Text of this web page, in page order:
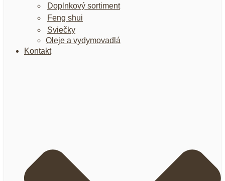
Doplnkový sortiment
Feng shui
Sviečky
Oleje a vydymovadlá
Kontakt